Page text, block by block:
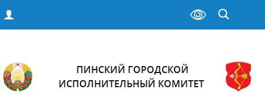
ПИНСКИЙ ГОРОДСКОЙ
ИСПОЛНИТЕЛЬНЫЙ КОМИТЕТ